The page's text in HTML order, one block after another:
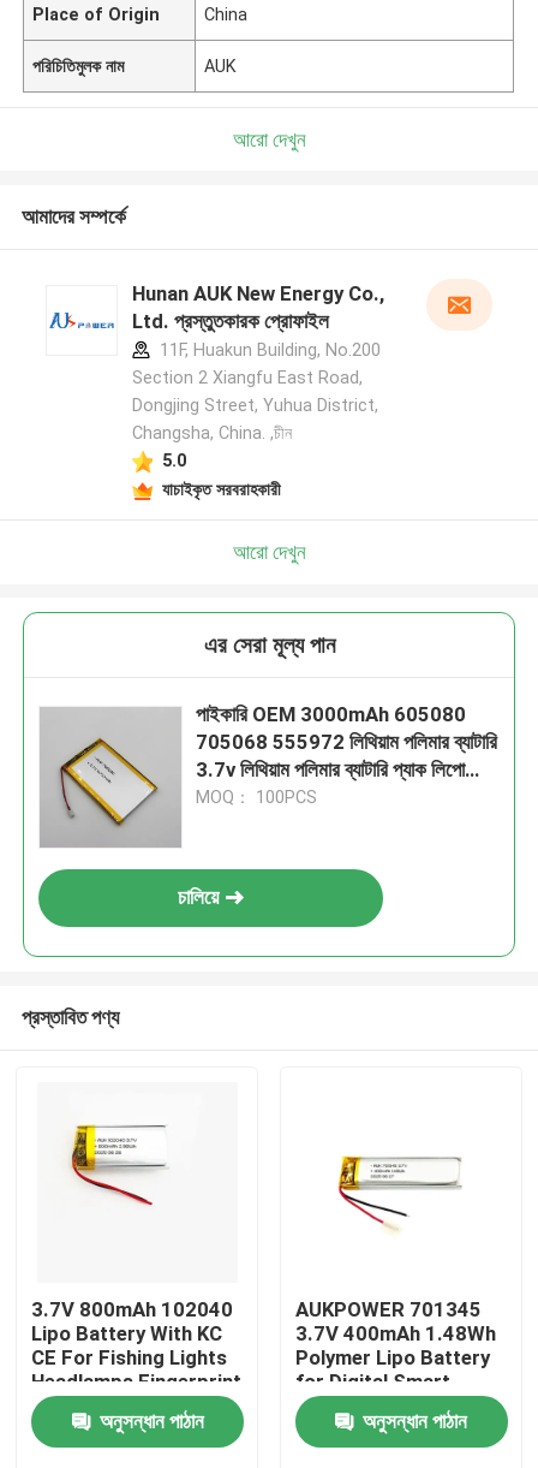
বাড়ি
Place of Origin China
পরিচিতিমুলক নাম AUK
আরো দেখুন
আমাদের সম্পর্কে
Hunan AUK New Energy Co.,
Ltd. প্রস্তুতকারক প্রোফাইল
11F, Huakun Building, No.200
Section 2 Xiangfu East Road,
Dongjing Street, Yuhua District,
Changsha, China. ,চীন
5.0
যাচাইকৃত সরবরাহকারী
আরো দেখুন
এর সেরা মূল্য পান
পাইকারি OEM 3000mAh 605080
705068 555972 লিথিয়াম পলিমার ব্যাটারি
3.7v লিথিয়াম পলিমার ব্যাটারি প্যাক লিপো
ব্যাটারি 3.7V
MOQ： 100PCS
চালিয়ে
প্রস্তাবিত পণ্য
3.7V 800mAh 102040
Lipo Battery With KC
CE For Fishing Lights
Headlamps Fingerprint
Locks Beauty Devices
And Microphones
অনুসন্ধান পাঠান
AUKPOWER 701345
3.7V 400mAh 1.48Wh
Polymer Lipo Battery
for Digital Smart
Speakers Bluetooth
Earphones and Facial
Cleansing Devices
অনুসন্ধান পাঠান